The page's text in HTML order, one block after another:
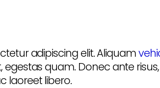
adipiscing elit. Aliquam
quam. Donec ante
laoreet libero.